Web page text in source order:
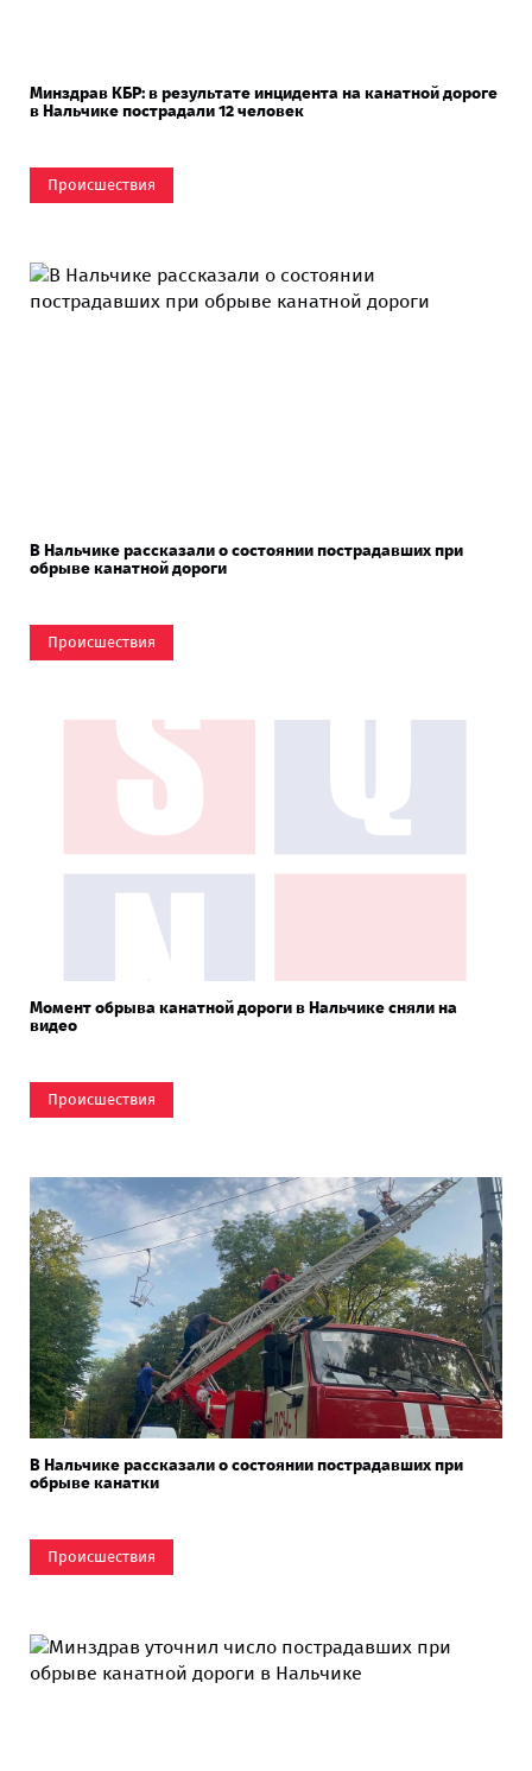
Минздрав КБР: в результате инцидента на канатной дороге
в Нальчике пострадали 12 человек
Происшествия
В Нальчике рассказали о состоянии пострадавших при
обрыве канатной дороги
Происшествия
Момент обрыва канатной дороги в Нальчике сняли на
видео
Происшествия
В Нальчике рассказали о состоянии пострадавших при
обрыве канатки
Происшествия